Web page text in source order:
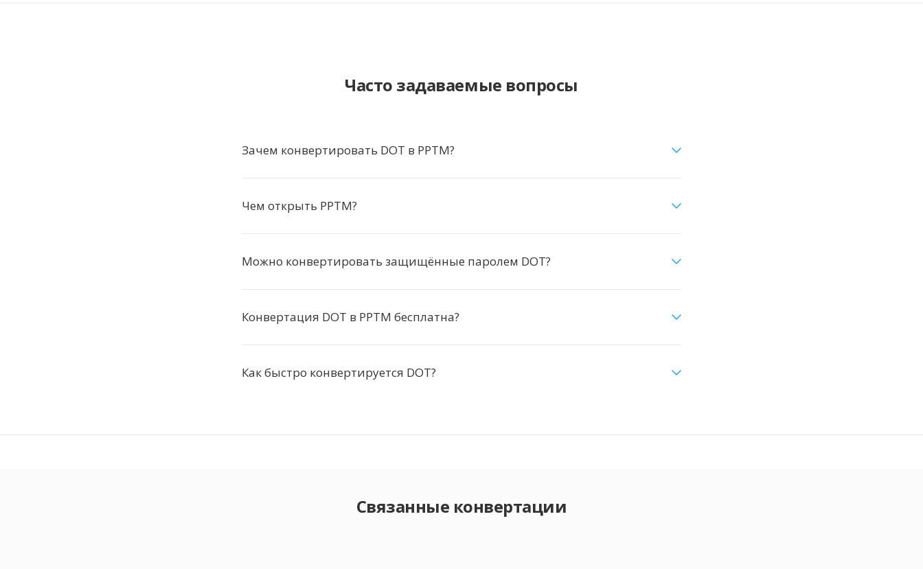
Часто задаваемые вопросы
Зачем конвертировать DOT в PPTM?
Чем открыть PPTM?
Можно конвертировать защищённые паролем DOT?
Конвертация DOT в PPTM бесплатна?
Как быстро конвертируется DOT?
Связанные конвертации